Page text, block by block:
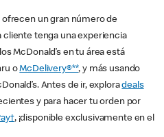
ofrecen un gran número de
cliente tenga una experiencia
McDonald’s en tu área está
oMcDelivery®**, y más usando
Antes de ir, exploradeals
y para hacer tu orden por
, ¡disponible exclusivamente en el